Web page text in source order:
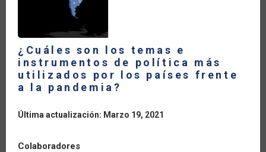
¿Cuáles son los temas e
instrumentos de política más
utilizados por los países frente
a la pandemia?
Última actualización: Marzo 19, 2021
Colaboradores